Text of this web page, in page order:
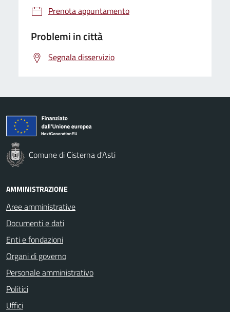
Prenota appuntamento
Problemi in città
Segnala disservizio
Comune di Cisterna d'Asti
AMMINISTRAZIONE
Aree amministrative
Documenti e dati
Enti e fondazioni
Organi di governo
Personale amministrativo
Politici
Uffici